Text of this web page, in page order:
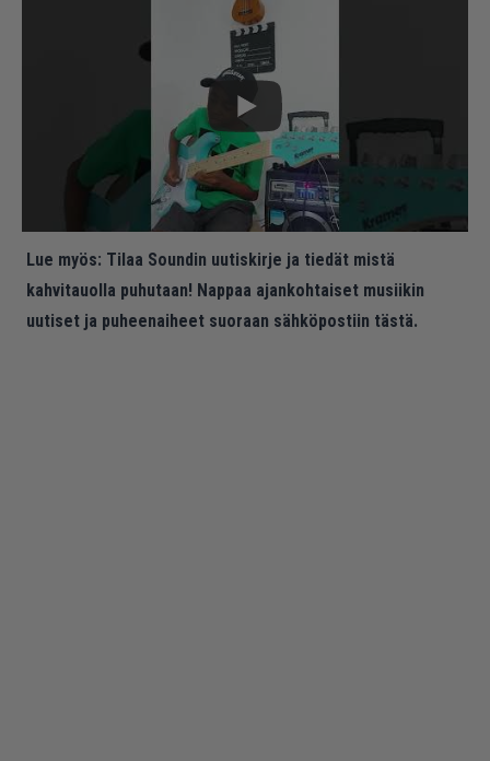
Lue myös: Tilaa Soundin uutiskirje ja tiedät mistä
kahvitauolla puhutaan! Nappaa ajankohtaiset musiikin
uutiset ja puheenaiheet suoraan sähköpostiin tästä.